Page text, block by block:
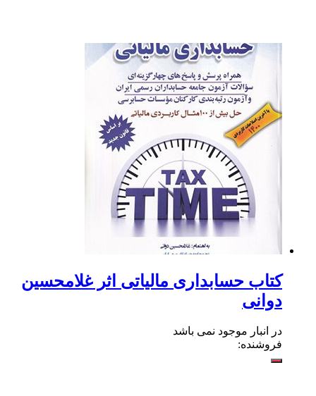
کتاب حسابداری مالیاتی اثر غلامحسین
دوانی
در انبار موجود نمی باشد
فروشنده: